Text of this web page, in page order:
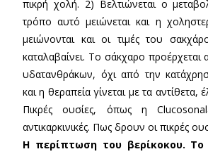
πικρή χολή. 2) Βελτιώνεται ο
τρόπο αυτό μειώνεται και η
μειώνονται και οι τιμές του
καταλαβαίνει. Το σάκχαρο προέρχεται
υδατανθράκων, όχι από την
και η θεραπεία γίνεται με τα αντίθετα,
Πικρές ουσίες, όπως η
αντικαρκινικές. Πως δρουν οι πικρές
Η περίπτωση του βερίκοκου. Το